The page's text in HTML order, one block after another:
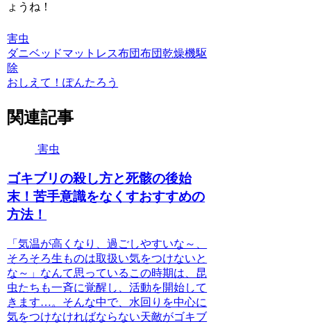
ょうね！
害虫
ダニベッドマットレス布団布団乾燥機駆
除
おしえて！ぽんたろう
関連記事
害虫
ゴキブリの殺し方と死骸の後始
末！苦手意識をなくすおすすめの
方法！
「気温が高くなり、過ごしやすいな～、
そろそろ生ものは取扱い気をつけないと
な～」なんて思っているこの時期は、昆
虫たちも一斉に覚醒し、活動を開始して
きます…。そんな中で、水回りを中心に
気をつけなければならない天敵がゴキブ